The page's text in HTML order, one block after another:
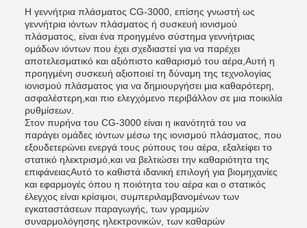
Η γεννήτρια πλάσματος CG-3000, επίσης γνωστή ως
γεννήτρια ιόντων πλάσματος ή συσκευή ιονισμού
πλάσματος, είναι ένα προηγμένο σύστημα γεννήτριας
ομάδων ιόντων που έχει σχεδιαστεί για να παρέχει
αποτελεσματικό και αξιόπιστο καθαρισμό του αέρα,Αυτή η
προηγμένη συσκευή αξιοποιεί τη δύναμη της τεχνολογίας
ιονισμού πλάσματος για να δημιουργήσει μια καθαρότερη,
ασφαλέστερη,και πιο ελεγχόμενο περιβάλλον σε μια ποικιλία
ρυθμίσεων.
Στον πυρήνα του CG-3000 είναι η ικανότητά του να
παράγει ομάδες ιόντων μέσω της ιονισμού πλάσματος, που
εξουδετερώνει ενεργά τους ρύπους του αέρα, εξαλείφει το
στατικό ηλεκτρισμό,και να βελτιώσει την καθαριότητα της
επιφάνειαςΑυτό το καθιστά ιδανική επιλογή για βιομηχανίες
και εφαρμογές όπου η ποιότητα του αέρα και ο στατικός
έλεγχος είναι κρίσιμοι, συμπεριλαμβανομένων των
εγκαταστάσεων παραγωγής, των γραμμών
συναρμολόγησης ηλεκτρονικών, των καθαρών